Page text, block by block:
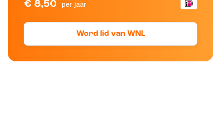
€ 8,50 per jaar
Word lid van WNL